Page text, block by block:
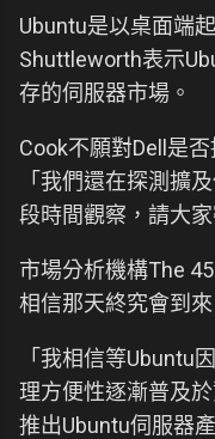
Ubuntu是以桌面端
Shuttleworth表示
存的伺服器市場。
Cook不願對Dell是
「我們還在探測擴
段時間觀察，請大
市場分析機構The
相信那天終究會到來
「我相信等Ubuntu
理方便性逐漸普及
推出Ubuntu伺服器